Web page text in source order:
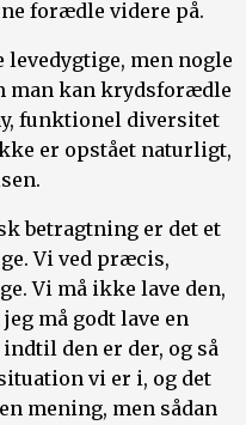
forædle videre på.
levedygtige, men nogle
man kan krydsforædle
funktionel diversitet
er opstået naturligt,
betragtning er det et
Vi ved præcis,
Vi må ikke lave den,
må godt lave en
den er der, og så
vi er i, og det
mening, men sådan